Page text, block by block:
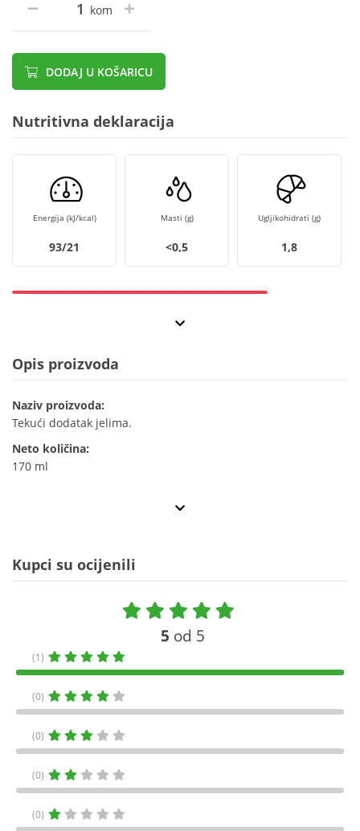
kom
DODAJ U KOŠARICU
Nutritivna deklaracija
Energija (kJ/kcal)
93/21
Masti (g)
<0,5
Ugljikohidrati (g)
1,8
Opis proizvoda
Naziv proizvoda:
Tekući dodatak jelima.
Neto količina:
170 ml
Kupci su ocijenili
5 od 5
(1)
(0)
(0)
(0)
(0)